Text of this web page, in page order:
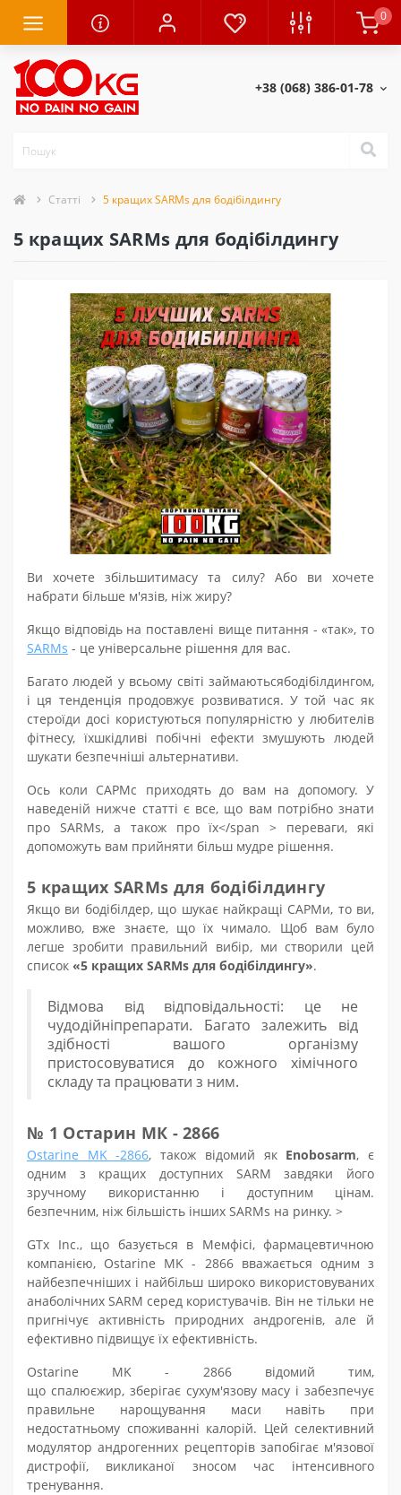
0
+38 (068) 386-01-78
Статті 5 кращих SARMs для бодібілдингу
5 кращих SARMs для бодібілдингу
Ви хочетезбільшитимасу та силу? Або ви хочете
набрати більше м'язів, ніж жиру?
Якщо відповідь на поставлені вище питання - «так», то
SARMs - це універсальне рішення для вас.
Багато людей у всьому світі займаютьсябодібілдингом,
і ця тенденція продовжує розвиватися. У той час як
стероїди досі користуються популярністю у любителів
фітнесу, їхшкідливі побічні ефекти змушують людей
шукати безпечніші альтернативи.
Ось коли САРМс приходять до вам на допомогу. У
наведеній нижче статті є все, що вам потрібно знати
про SARMs, а також проїх</span > переваги, які
допоможуть вам прийняти більш мудре рішення.
5 кращих SARMs для бодібілдингу
Якщо ви бодібілдер, що шукає найкращі САРМи, то ви,
можливо, вже знаєте, що їх чимало. Щоб вам було
легше зробити правильний вибір, ми створили цей
список «5 кращих SARMs для бодібілдингу».
Відмова від відповідальності: це не
чудодійніпрепарати. Багато залежить від
здібності вашого організму
пристосовуватися до кожного хімічного
складу та працювати з ним.
№ 1 Остарин МК - 2866
Ostarine MK -2866, також відомий як Enobosarm, є
одним з кращих доступних SARM завдяки його
зручному використанню і доступним цінам.
безпечним, ніж більшість інших SARMs на ринку. >
GTx Inc., що базується в Мемфісі, фармацевтичною
компанією, Ostarine MK - 2866 вважається одним з
найбезпечніших і найбільш широко використовуваних
анаболічних SARM серед користувачів. Він не тільки не
пригнічує активність природних андрогенів, але й
ефективно підвищує їх ефективність.
Ostarine MK - 2866 відомий тим,
що спалюєжир, зберігає сухум'язову масу і забезпечує
правильне нарощування маси навіть при
недостатньому споживанні калорій. Цей селективний
модулятор андрогенних рецепторів запобігає м'язової
дистрофії, викликаної зносом час інтенсивного
тренування.